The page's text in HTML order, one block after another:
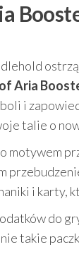
Aria
i
talie o
motywem
i karty,
do
takie